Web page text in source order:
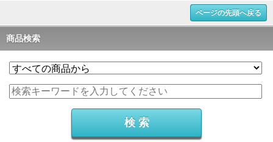
ページの先頭へ戻る
商品検索